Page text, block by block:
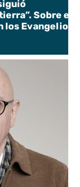
Sobre el
Evangelios.